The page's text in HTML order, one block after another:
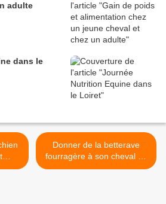
adulte
dans le
Donner de la betterave
fourragère à son cheval ou
à son poney >